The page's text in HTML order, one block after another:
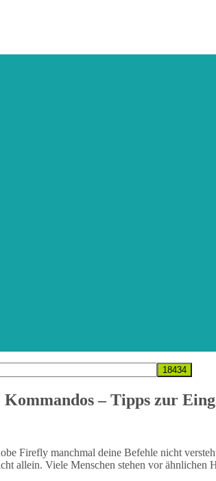
– Tipps zur
Firefly manchmal deine Befehle nicht
allein. Viele Menschen stehen vor ähnlichen